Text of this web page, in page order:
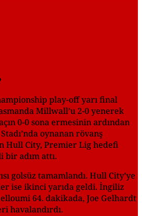
play-off yarı final
Millwall’u 2-0 yenerek
0-0 sona ermesinin ardından
oynanan rövanş
Hull City, Premier Lig hedefi
adım attı.
golsüz tamamlandı. Hull City’ye
ise ikinci yarıda geldi. İngiliz
64. dakikada, Joe Gelhardt
havalandırdı.